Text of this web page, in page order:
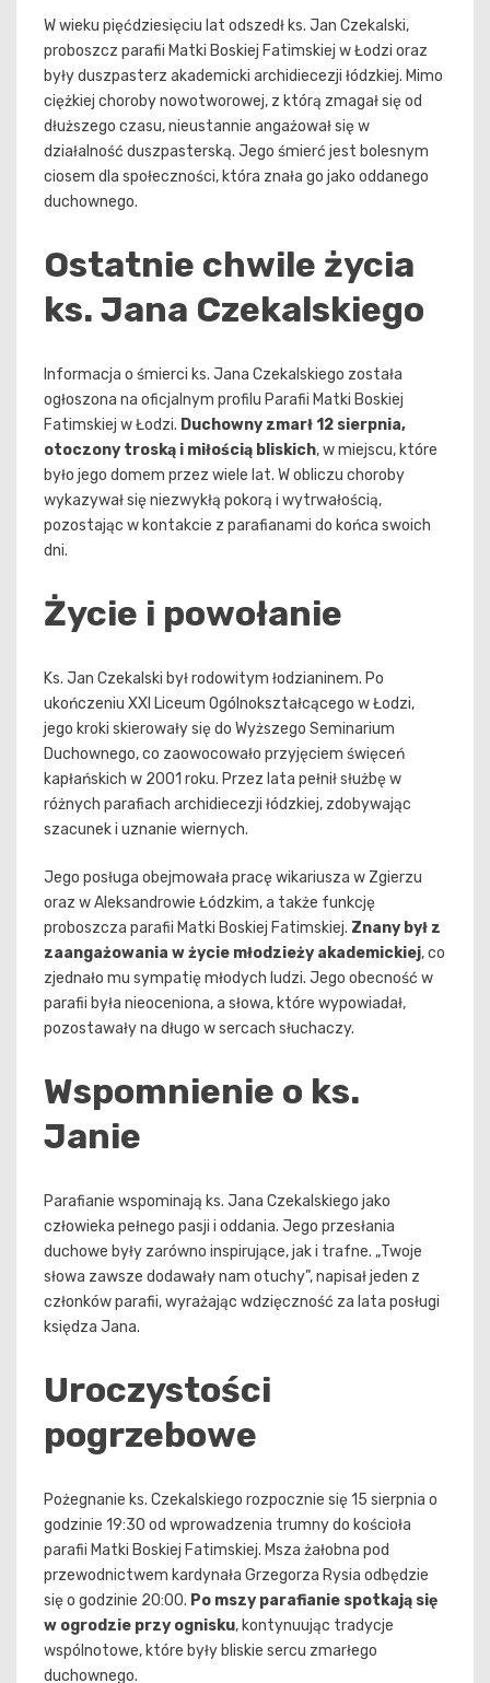
W wieku pięćdziesięciu lat odszedł ks. Jan Czekalski,
proboszcz parafii Matki Boskiej Fatimskiej w Łodzi oraz
były duszpasterz akademicki archidiecezji łódzkiej. Mimo
ciężkiej choroby nowotworowej, z którą zmagał się od
dłuższego czasu, nieustannie angażował się w
działalność duszpasterską. Jego śmierć jest bolesnym
ciosem dla społeczności, która znała go jako oddanego
duchownego.
Ostatnie chwile życia
ks. Jana Czekalskiego
Informacja o śmierci ks. Jana Czekalskiego została
ogłoszona na oficjalnym profilu Parafii Matki Boskiej
Fatimskiej w Łodzi. Duchowny zmarł 12 sierpnia,
otoczony troską i miłością bliskich, w miejscu, które
było jego domem przez wiele lat. W obliczu choroby
wykazywał się niezwykłą pokorą i wytrwałością,
pozostając w kontakcie z parafianami do końca swoich
dni.
Życie i powołanie
Ks. Jan Czekalski był rodowitym łodzianinem. Po
ukończeniu XXI Liceum Ogólnokształcącego w Łodzi,
jego kroki skierowały się do Wyższego Seminarium
Duchownego, co zaowocowało przyjęciem święceń
kapłańskich w 2001 roku. Przez lata pełnił służbę w
różnych parafiach archidiecezji łódzkiej, zdobywając
szacunek i uznanie wiernych.
Jego posługa obejmowała pracę wikariusza w Zgierzu
oraz w Aleksandrowie Łódzkim, a także funkcję
proboszcza parafii Matki Boskiej Fatimskiej. Znany był z
zaangażowania w życie młodzieży akademickiej, co
zjednało mu sympatię młodych ludzi. Jego obecność w
parafii była nieoceniona, a słowa, które wypowiadał,
pozostawały na długo w sercach słuchaczy.
Wspomnienie o ks.
Janie
Parafianie wspominają ks. Jana Czekalskiego jako
człowieka pełnego pasji i oddania. Jego przesłania
duchowe były zarówno inspirujące, jak i trafne. „Twoje
słowa zawsze dodawały nam otuchy”, napisał jeden z
członków parafii, wyrażając wdzięczność za lata posługi
księdza Jana.
Uroczystości
pogrzebowe
Pożegnanie ks. Czekalskiego rozpocznie się 15 sierpnia o
godzinie 19:30 od wprowadzenia trumny do kościoła
parafii Matki Boskiej Fatimskiej. Msza żałobna pod
przewodnictwem kardynała Grzegorza Rysia odbędzie
się o godzinie 20:00. Po mszy parafianie spotkają się
w ogrodzie przy ognisku, kontynuując tradycje
wspólnotowe, które były bliskie sercu zmarłego
duchownego.